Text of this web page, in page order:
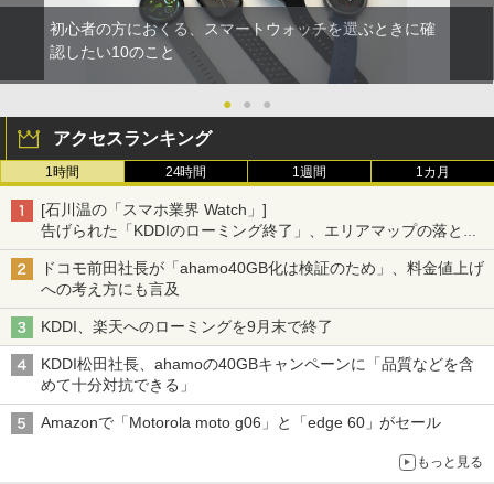
初心者の方におくる、スマートウォッチを選ぶときに確
認したい10のこと
● ● ●
アクセスランキング
1時間 24時間 1週間 1カ月
[石川温の「スマホ業界 Watch」]
告げられた「KDDIのローミング終了」、エリアマップの落とし
穴と楽天モバイルの課題
ドコモ前田社長が「ahamo40GB化は検証のため」、料金値上げ
への考え方にも言及
KDDI、楽天へのローミングを9月末で終了
KDDI松田社長、ahamoの40GBキャンペーンに「品質などを含
めて十分対抗できる」
Amazonで「Motorola moto g06」と「edge 60」がセール
もっと見る